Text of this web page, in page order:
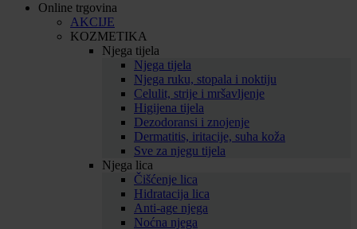
Online trgovina
AKCIJE
KOZMETIKA
Njega tijela
Njega tijela
Njega ruku, stopala i noktiju
Celulit, strije i mršavljenje
Higijena tijela
Dezodoransi i znojenje
Dermatitis, iritacije, suha koža
Sve za njegu tijela
Njega lica
Čišćenje lica
Hidratacija lica
Anti-age njega
Noćna njega